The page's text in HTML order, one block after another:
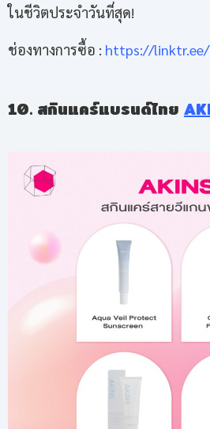
ในชีวิตประจำวันที่สุด!
ช่องทางการซื้อ : https://
10. สกินแคร์แบรนด์ไทย